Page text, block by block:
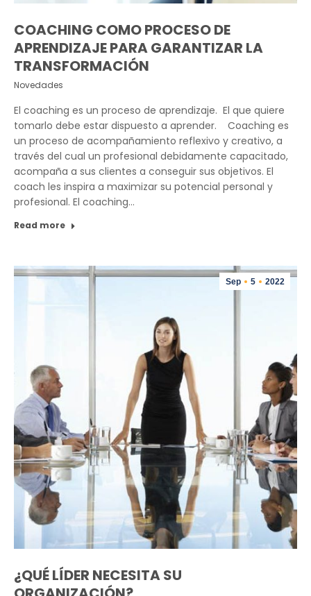
COACHING COMO PROCESO DE
APRENDIZAJE PARA GARANTIZAR LA
TRANSFORMACIÓN
Novedades
El coaching es un proceso de aprendizaje. El que quiere
tomarlo debe estar dispuesto a aprender. Coaching es
un proceso de acompañamiento reflexivo y creativo, a
través del cual un profesional debidamente capacitado,
acompaña a sus clientes a conseguir sus objetivos. El
coach les inspira a maximizar su potencial personal y
profesional. El coaching…
Read more
Sep 5 2022
¿QUÉ LÍDER NECESITA SU